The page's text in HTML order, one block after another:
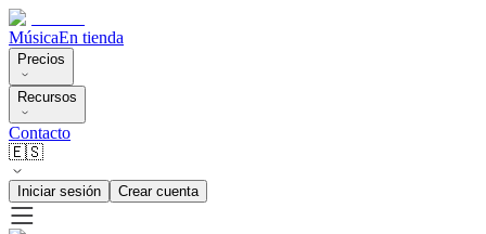
MúsicaEn tienda
Precios
Recursos
Contacto
🇪🇸
Iniciar sesión Crear cuenta